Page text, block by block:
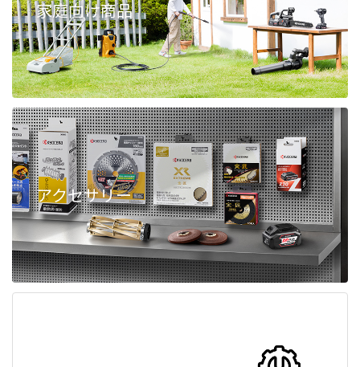
家庭向け商品
アクセサリー